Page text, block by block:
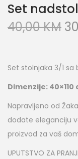
Set
40,00KM
Set stolnjaka 3/1
Dimenzije: 40×110
Napravljeno od
dodate eleganciju
proizvod za vaš
UPUTSTVO ZA